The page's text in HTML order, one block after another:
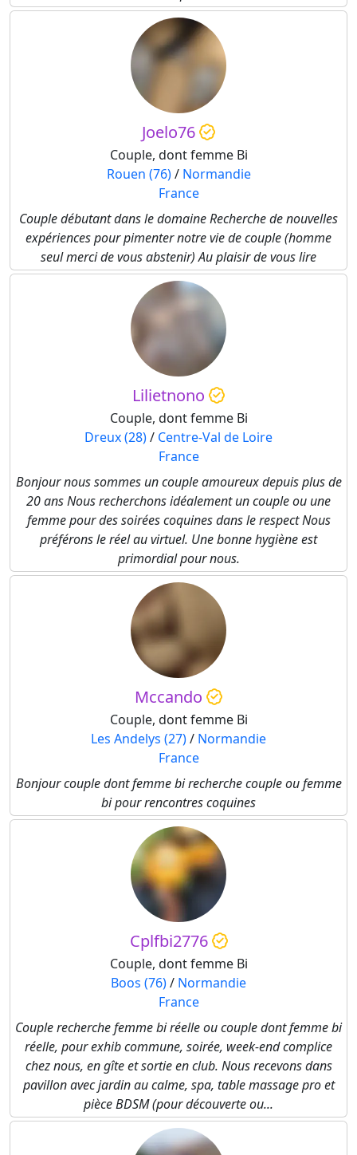
Joelo76
Couple, dont femme Bi
Rouen (76)/ Normandie
France
Couple débutant dans le domaine Recherche de nouvelles
expériences pour pimenter notre vie de couple (homme
seul merci de vous abstenir) Au plaisir de vous lire
Lilietnono
Couple, dont femme Bi
Dreux (28)/ Centre-Val de Loire
France
Bonjour nous sommes un couple amoureux depuis plus de
20 ans Nous recherchons idéalement un couple ou une
femme pour des soirées coquines dans le respect Nous
préférons le réel au virtuel. Une bonne hygiène est
primordial pour nous.
Mccando
Couple, dont femme Bi
Les Andelys (27)/ Normandie
France
Bonjour couple dont femme bi recherche couple ou femme
bi pour rencontres coquines
Cplfbi2776
Couple, dont femme Bi
Boos (76)/ Normandie
France
Couple recherche femme bi réelle ou couple dont femme bi
réelle, pour exhib commune, soirée, week-end complice
chez nous, en gîte et sortie en club. Nous recevons dans
pavillon avec jardin au calme, spa, table massage pro et
pièce BDSM (pour découverte ou...